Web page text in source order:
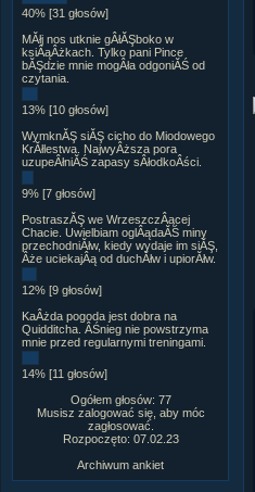
40% [31 głosów]
MĂłj nos utknie gÂłĂŞboko w
ksiÂąÂżkach. Tylko pani Pince
bĂŞdzie mnie mogÂła odgoniĂŚ od
czytania.
13% [10 głosów]
WymknĂŞ siĂŞ cicho do Miodowego
KrĂłlestwa. NajwyÂższa pora
uzupeÂłniĂŚ zapasy sÂłodkoÂści.
9% [7 głosów]
PostraszĂŞ we WrzeszczÂącej
Chacie. Uwielbiam oglÂądaĂŚ miny
przechodniĂłw, kiedy wydaje im siĂŞ,
Âże uciekajÂą od duchĂłw i upiorĂłw.
12% [9 głosów]
KaÂżda pogoda jest dobra na
Quidditcha. ÂŚnieg nie powstrzyma
mnie przed regularnymi treningami.
14% [11 głosów]
Ogółem głosów: 77
Musisz zalogować się, aby móc
zagłosować.
Rozpoczęto: 07.02.23
Archiwum ankiet